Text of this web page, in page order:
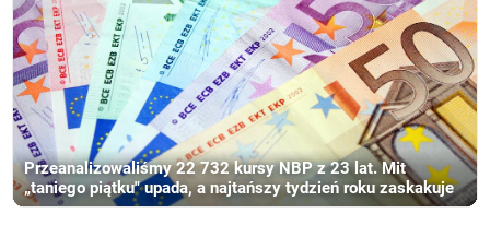
Przeanalizowaliśmy 22 732 kursy NBP z 23 lat. Mit
„taniego piątku" upada, a najtańszy tydzień roku zaskakuje